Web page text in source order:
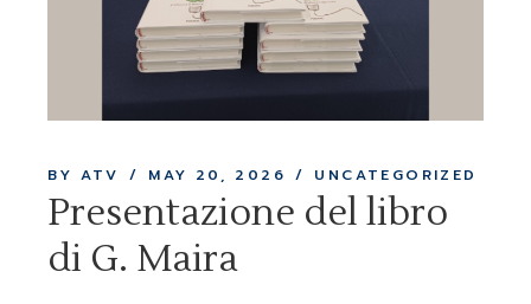
BY ATV MAY 20, 2026 UNCATEGORIZED
Presentazione del libro
di G. Maira